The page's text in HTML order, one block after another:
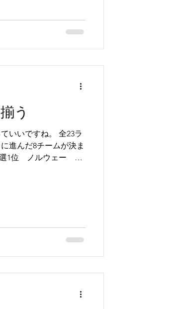
う
いいですね。 全23ラ
進んだ8チームが決ま
選1位 ノルウェー